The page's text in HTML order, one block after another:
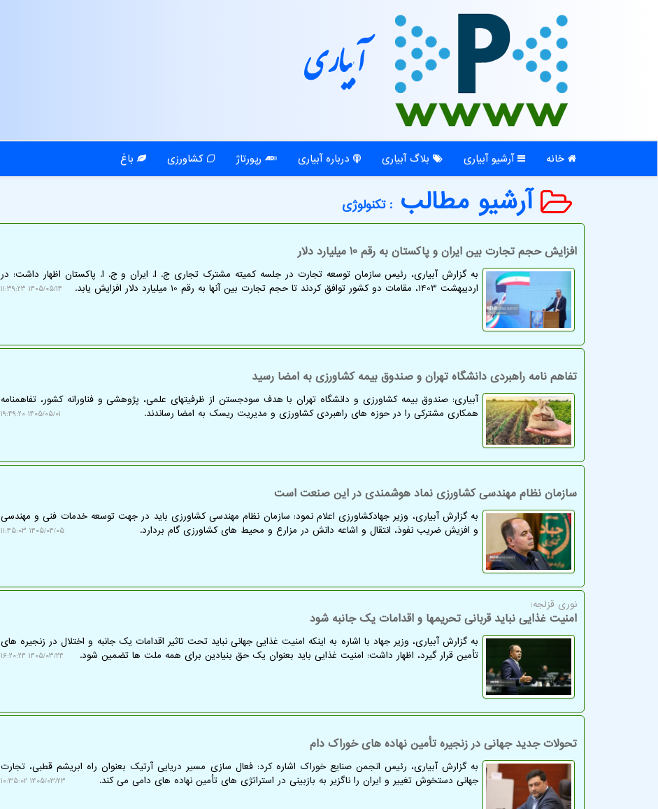
آبیاری
خانه آرشیو آبیاری بلاگ آبیاری درباره آبیاری رپورتاژ کشاورزی باغ
آرشیو مطالب : تكنولوژی
افزایش حجم تجارت بین ایران و پاکستان به رقم 10 میلیارد دلار
به گزارش آبیاری، رئیس سازمان توسعه تجارت در جلسه کمیته مشترک تجاری ج. ا. ایران و ج. ا. پاکستان اظهار داشت: در
اردیبهشت 1403، مقامات دو کشور توافق کردند تا حجم تجارت بین آنها به رقم 10 میلیارد دلار افزایش یابد.
۱۴۰۵/۰۵/۱۴ ۱۱:۳۹:۲۳
تفاهم نامه راهبردی دانشگاه تهران و صندوق بیمه کشاورزی به امضا رسید
آبیاری: صندوق بیمه کشاورزی و دانشگاه تهران با هدف سودجستن از ظرفیتهای علمی، پژوهشی و فناورانه کشور، تفاهمنامه
همکاری مشترکی را در حوزه های راهبردی کشاورزی و مدیریت ریسک به امضا رساندند.
۱۴۰۵/۰۵/۰۱ ۱۹:۴۹:۲۰
سازمان نظام مهندسی کشاورزی نماد هوشمندی در این صنعت است
به گزارش آبیاری، وزیر جهادکشاورزی اعلام نمود: سازمان نظام مهندسی کشاورزی باید در جهت توسعه خدمات فنی و مهندسی
و افزیش ضریب نفوذ، انتقال و اشاعه دانش در مزارع و محیط های کشاورزی گام بردارد.
۱۴۰۵/۰۴/۰۵ ۱۱:۴۵:۰۳
نوری قزلجه:
امنیت غذایی نباید قربانی تحریمها و اقدامات یک جانبه شود
به گزارش آبیاری، وزیر جهاد با اشاره به اینکه امنیت غذایی جهانی نباید تحت تاثیر اقدامات یک جانبه و اختلال در زنجیره های
تأمین قرار گیرد، اظهار داشت: امنیت غذایی باید بعنوان یک حق بنیادین برای همه ملت ها تضمین شود.
۱۴۰۵/۰۳/۲۴ ۱۶:۲۰:۲۴
تحولات جدید جهانی در زنجیره تأمین نهاده های خوراک دام
به گزارش آبیاری، رئیس انجمن صنایع خوراک اشاره کرد: فعال سازی مسیر دریایی آرتیک بعنوان راه ابریشم قطبی، تجارت
جهانی دستخوش تغییر و ایران را ناگزیر به بازبینی در استراتژی های تأمین نهاده های دامی می کند.
۱۴۰۵/۰۳/۲۳ ۱۰:۳۵:۰۲